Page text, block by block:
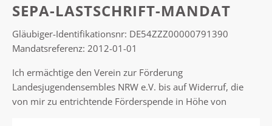
SEPA-LASTSCHRIFT-MANDAT
Gläubiger-Identifikationsnr: DE54ZZZ00000791390
Mandatsreferenz: 2012-01-01
Ich ermächtige den Verein zur Förderung
Landesjugendensembles NRW e.V. bis auf Widerruf, die
von mir zu entrichtende Förderspende in Höhe von